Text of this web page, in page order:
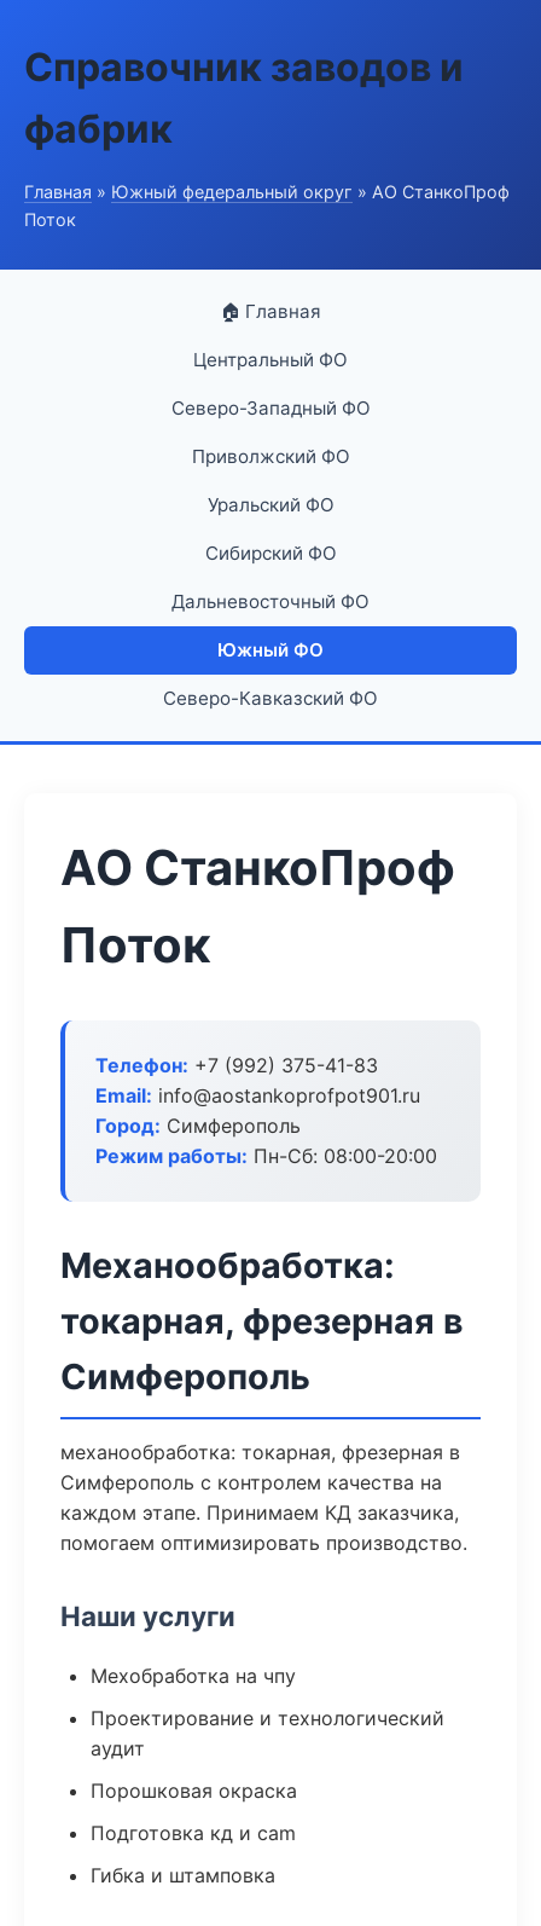
Справочник заводов и
фабрик
Главная » Южный федеральный округ » АО СтанкоПроф
Поток
🏠 Главная
Центральный ФО
Северо-Западный ФО
Приволжский ФО
Уральский ФО
Сибирский ФО
Дальневосточный ФО
Южный ФО
Северо-Кавказский ФО
АО СтанкоПроф
Поток
Телефон: +7 (992) 375-41-83
Email: info@aostankoprofpot901.ru
Город: Симферополь
Режим работы: Пн-Сб: 08:00-20:00
Механообработка:
токарная, фрезерная в
Симферополь
механообработка: токарная, фрезерная в
Симферополь с контролем качества на
каждом этапе. Принимаем КД заказчика,
помогаем оптимизировать производство.
Наши услуги
Мехобработка на чпу
Проектирование и технологический
аудит
Порошковая окраска
Подготовка кд и cam
Гибка и штамповка